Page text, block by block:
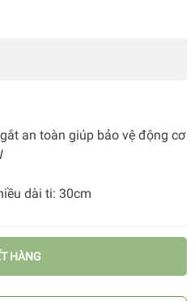
an toàn giúp bảo vệ động cơ
dài ti: 30cm
HÀNG